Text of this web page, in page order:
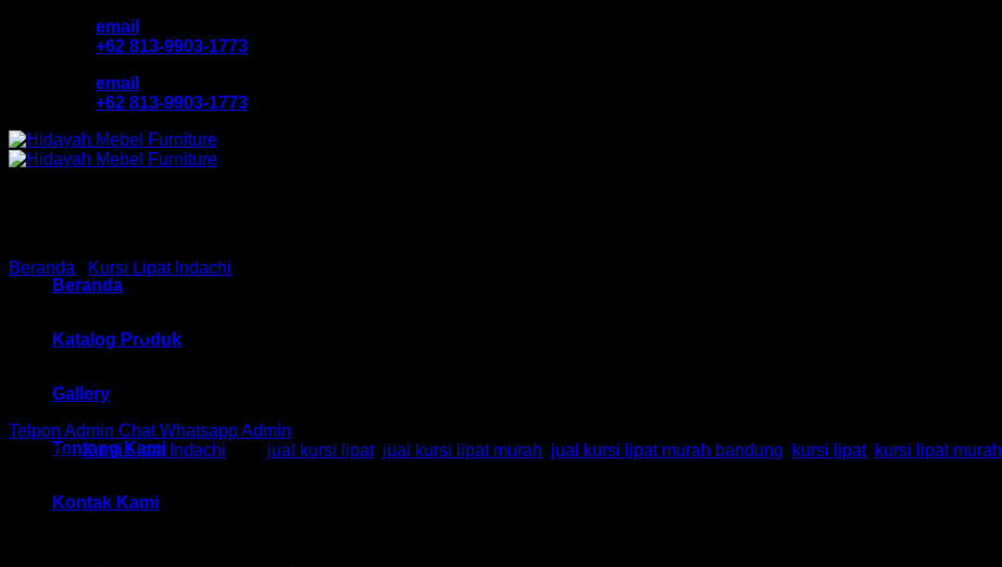
email
+62 813-9903-1773
email
+62 813-9903-1773
Beranda
Katalog Produk
Gallery
Tentang Kami
Kontak Kami
Beranda Kursi Lipat Indachi
Telpon Admin Chat Whatsapp Admin
Kategori:Kursi Lipat Indachi jual kursi lipat, jual kursi lipat murah jual kursi lipat murah bandung kursi lipat, kursi lipat murah